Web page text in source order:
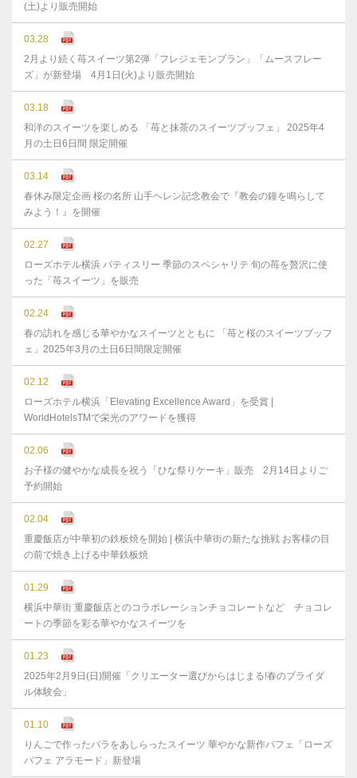
(土)より販売開始
03.28
2月より続く苺スイーツ第2弾「フレジェモンブラン」「ムースフレー
ズ」が新登場 4月1日(火)より販売開始
03.18
和洋のスイーツを楽しめる 「苺と抹茶のスイーツブッフェ」 2025年4
月の土日6日間 限定開催
03.14
春休み限定企画 桜の名所 山手ヘレン記念教会で『教会の鐘を鳴らして
みよう！』を開催
02.27
ローズホテル横浜 パティスリー 季節のスペシャリテ 旬の苺を贅沢に使
った「苺スイーツ」を販売
02.24
春の訪れを感じる華やかなスイーツとともに 「苺と桜のスイーツブッフ
ェ」2025年3月の土日6日間限定開催
02.12
ローズホテル横浜「Elevating Excellence Award」を受賞 |
WorldHotelsTMで栄光のアワードを獲得
02.06
お子様の健やかな成⻑を祝う「ひな祭りケーキ」販売 2月14日よりご
予約開始
02.04
重慶飯店が中華初の鉄板焼を開始 | 横浜中華街の新たな挑戦 お客様の目
の前で焼き上げる中華鉄板焼
01.29
横浜中華街 重慶飯店とのコラボレーションチョコレートなど チョコレ
ートの季節を彩る華やかなスイーツを
01.23
2025年2月9日(日)開催「クリエーター選びからはじまる!春のブライダ
ル体験会」
01.10
りんごで作ったバラをあしらったスイーツ 華やかな新作パフェ「ローズ
パフェ アラモード」新登場